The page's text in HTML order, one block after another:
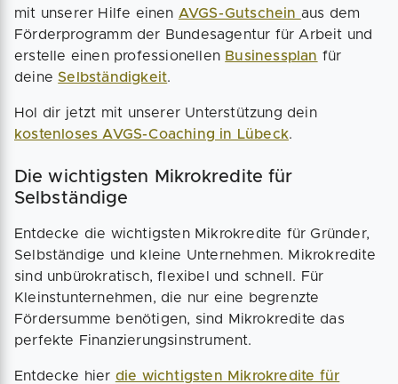
mit unserer Hilfe einen AVGS-Gutschein aus dem
Förderprogramm der Bundesagentur für Arbeit und
erstelle einen professionellen Businessplan für
deineSelbständigkeit.
Hol dir jetzt mit unserer Unterstützung dein
kostenloses AVGS-Coaching in Lübeck.
Die wichtigsten Mikrokredite für
Selbständige
Entdecke die wichtigsten Mikrokredite für Gründer,
Selbständige und kleine Unternehmen. Mikrokredite
sind unbürokratisch, flexibel und schnell. Für
Kleinstunternehmen, die nur eine begrenzte
Fördersumme benötigen, sind Mikrokredite das
perfekte Finanzierungsinstrument.
Entdecke hier die wichtigsten Mikrokredite für